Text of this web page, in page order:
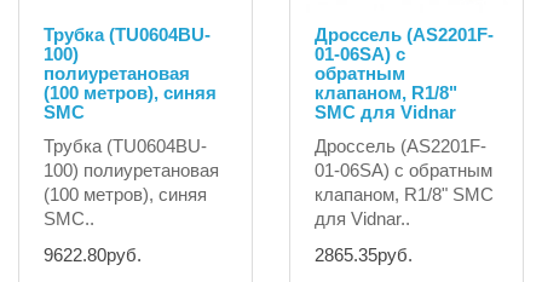
Трубка (TU0604BU-
100)
полиуретановая
(100 метров), синяя
SMC
Трубка (TU0604BU-
100) полиуретановая
(100 метров), синяя
SMC..
9622.80руб.
Дроссель (AS2201F-
01-06SA) с
обратным
клапаном, R1/8"
SMC для Vidnar
Дроссель (AS2201F-
01-06SA) с обратным
клапаном, R1/8" SMC
для Vidnar..
2865.35руб.